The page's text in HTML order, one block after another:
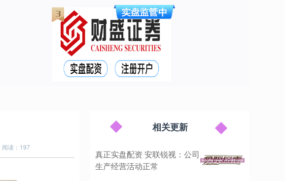
阅读：197
相关更新
真正实盘配资 安联锐视：公司
生产经营活动正常